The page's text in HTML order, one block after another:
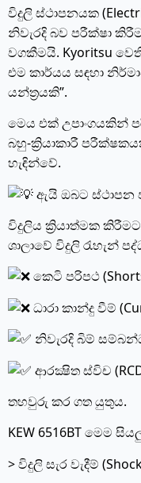
විදුලි ස්ථාපනයක
නිවැරදි බව පරීක්ෂා
වගකීමයි. Kyoritsu
එම කාර්යය සඳහා
යන්ත්‍රයකි”.
මෙය එක් උපාංගයකින්
බහු-ක්‍රියාකාරී
හැඳින්වේ.
ඇයි ඔබට ස්ථාපන
විදුලිය ක්‍රියාත්මක
ශාලාවේ විදුලි රැහැන්
කෙටි පරිපථ
ධාරා කාන්දු වීම්
නිවැරදි බිම්
ආරක්‍ෂිත ස්විච
තහවුරු කර ගත යුතුය.
KEW 6516BT මෙම
> විදුලි සැර වැදීම්